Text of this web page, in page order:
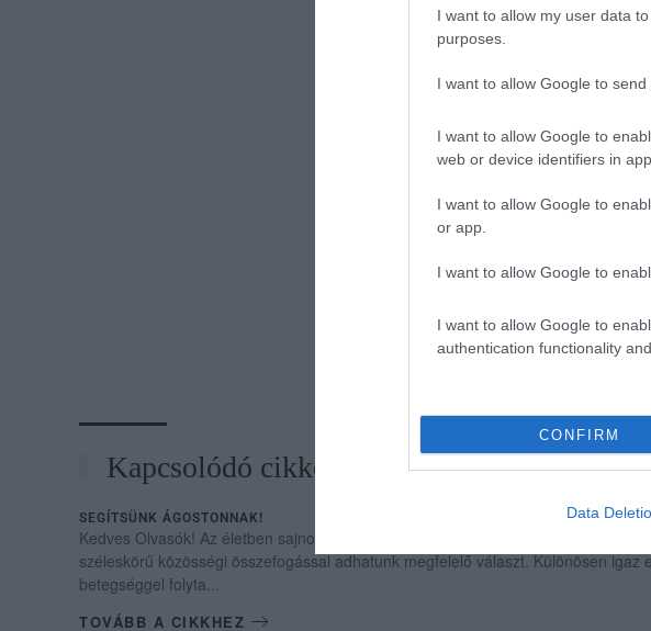
I want to allow my user data
purposes.
I want to allow Google to
I want to allow Google to
web or device identifiers in
I want to allow Google to
or app.
I want to allow Google to
I want to allow Google to
authentication functionality
CONFIRM
Data
Kapcsolódó cikkek
SEGÍTSÜNK ÁGOSTONNAK!
Kedves Olvasók! Az életben sajnos találkozhatunk olyan kihívásokkal, amelyekre
széleskörű közösségi összefogással adhatunk megfelelő választ. Különösen igaz
betegséggel folyta...
TOVÁBB A CIKKHEZ